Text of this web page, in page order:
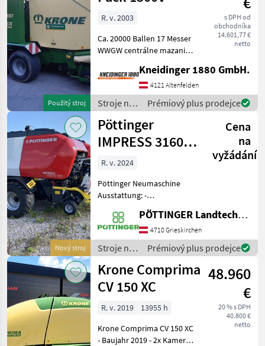
Pöttinger
Použitý stroj
s DPH od
obchodníka
14.601,77 €
netto
R. v. 2003
Ca. 20000 Ballen 17 Messer
WWGW centrálne mazanie:
mazanie, balíková komora:
Variabilná lisovacia komora,
Pneumatika (stlačený
vzduch), sieťové
Kneidinger 1880 GmbH.
4121 Altenfelden
Stroje na
zber
objemových
krmív /
Krone
Prémiový plus prodejce
Nový stroj
Pöttinger
IMPRESS 3160
VC PRO
Cena
na
vyžádání
R. v. 2024
Pöttinger Neumaschine
Ausstattung: -
Typisierung 40 km/h -
Anhängung hoch mit
Zugöse 40mm -
Bindeeinheit für Netz -
Beleuchtungspaket -
PÖTTINGER Landtechnik GmbH
4710 Grieskirchen
Stroje na
zber
objemových
krmív /
Pöttinger
Prémiový plus prodejce
Krone Comprima
CV 150 XC
48.960
€
20 % s DPH
40.800 €
netto
R. v. 2019
13955 h
Krone Comprima CV 150 XC
- Baujahr 2019 - 2x Kamera